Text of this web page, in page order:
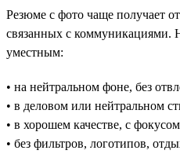
Резюме с фото чаще получает
связанных с коммуникациями.
уместным:
• на нейтральном фоне, без
• в деловом или нейтральном
• в хорошем качестве, с
• без фильтров, логотипов,